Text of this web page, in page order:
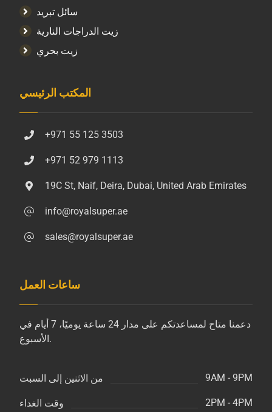
سائل تبريد
زيت الدراجات النارية
زيت بحري
المكتب الرئيسي
+971 55 125 3503
+971 52 979 1113
19C St, Naif, Deira, Dubai, United Arab Emirates
info@royalsuper.ae
sales@royalsuper.ae
ساعات العمل
دعمنا متاح لمساعدتكم على مدار 24 ساعة يوميًا، 7 أيام في
الأسبوع.
من الاثنين إلى السبت 9AM - 9PM
وقت الغداء 2PM - 4PM